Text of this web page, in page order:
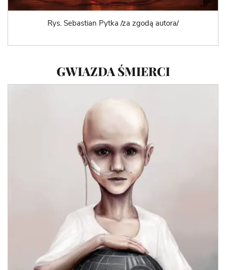
Rys. Sebastian Pytka /za zgodą autora/
GWIAZDA ŚMIERCI